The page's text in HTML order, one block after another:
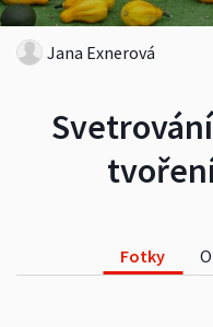
Jana Exnerová
Fotky